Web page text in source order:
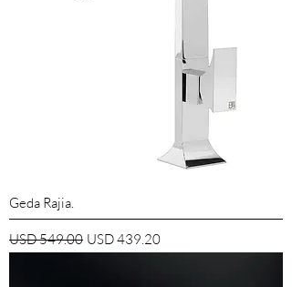
Geda Rajia.
Precio
USD 549.00 Precio de oferta
USD 439.20